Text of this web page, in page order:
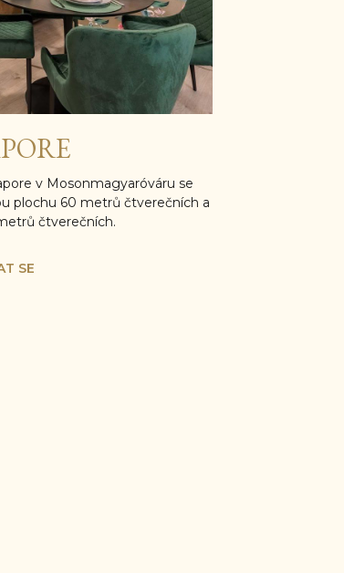
v Mosonmagyaróváru se
plochu 60 metrů čtverečních a
čtverečních.
SE